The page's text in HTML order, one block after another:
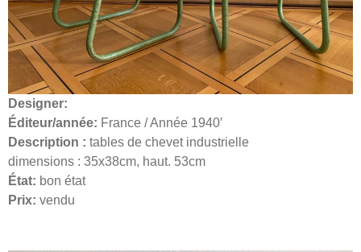
Designer:
Éditeur/année: France / Année 1940′
Description : tables de chevet industrielle
dimensions : 35x38cm, haut. 53cm
État: bon état
Prix: vendu